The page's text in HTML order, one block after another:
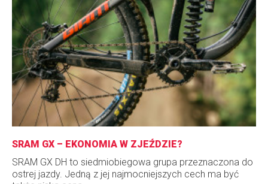
SRAM GX – EKONOMIA W ZJEŹDZIE?
SRAM GX DH to siedmiobiegowa grupa przeznaczona do
ostrej jazdy. Jedną z jej najmocniejszych cech ma być